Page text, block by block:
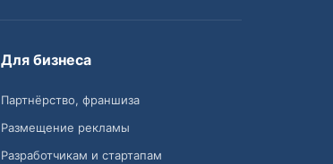
Для бизнеса
Партнёрство, франшиза
Размещение рекламы
Разработчикам и стартапам